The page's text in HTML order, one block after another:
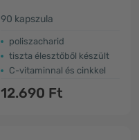
90 kapszula
poliszacharid
tiszta élesztőből készült
C-vitaminnal és cinkkel
12.690 Ft